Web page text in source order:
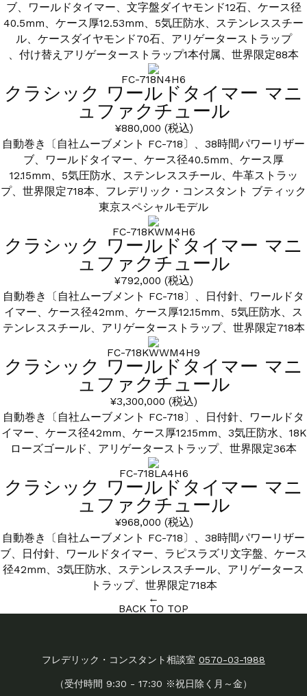
ブ、ワールドタイマー、文字盤ダイヤモンド12石、ケース径
40.5mm、ケース厚12.53mm、5気圧防水、ステンレススチー
ル、ケースダイヤモンド70石、アリゲーターストラップ
、付け替えアリゲーターストラップ1本付属、世界限定88本
FC-718N4H6
クラシック ワールドタイマー マニ
ュファクチュール
¥880,000 (税込)
自動巻き〔自社ムーブメント FC-718〕、38時間パワーリザー
ブ、ワールドタイマー、ケース径40.5mm、ケース厚
12.15mm、5気圧防水、ステンレススチール、牛革ストラッ
プ、世界限定718本、フレデリック・コンスタント ブティック
東京スペシャルモデル
FC-718KWM4H6
クラシック ワールドタイマー マニ
ュファクチュール
¥792,000 (税込)
自動巻き〔自社ムーブメント FC-718〕、日付針、ワールドタ
イマー、ケース径42mm、ケース厚12.15mm、5気圧防水、ス
テンレススチール、アリゲーターストラップ、世界限定718本
FC-718KWWM4H9
クラシック ワールドタイマー マニ
ュファクチュール
¥3,300,000 (税込)
自動巻き〔自社ムーブメント FC-718〕、日付針、ワールドタ
イマー、ケース径42mm、ケース厚12.15mm、3気圧防水、18K
ローズゴールド、アリゲーターストラップ、世界限定36本
FC-718LA4H6
クラシック ワールドタイマー マニ
ュファクチュール
¥968,000 (税込)
自動巻き〔自社ムーブメント FC-718〕、38時間パワーリザー
ブ、日付針、ワールドタイマー、ラピスラズリ文字盤、ケース
径42mm、3気圧防水、ステンレススチール、アリゲータース
トラップ、世界限定718本
←
BACK TO TOP
フレデリック・コンスタント相談室 0570-03-1988
（受付時間 9:30 - 17:30 ※祝日除く月～金）